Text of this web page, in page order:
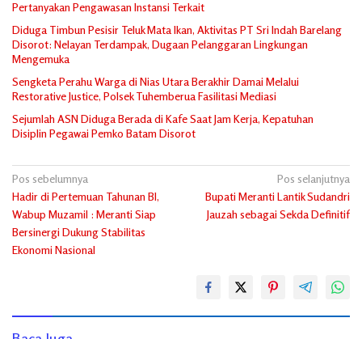
Pertanyakan Pengawasan Instansi Terkait
Diduga Timbun Pesisir Teluk Mata Ikan, Aktivitas PT Sri Indah Barelang
Disorot: Nelayan Terdampak, Dugaan Pelanggaran Lingkungan
Mengemuka
Sengketa Perahu Warga di Nias Utara Berakhir Damai Melalui
Restorative Justice, Polsek Tuhemberua Fasilitasi Mediasi
Sejumlah ASN Diduga Berada di Kafe Saat Jam Kerja, Kepatuhan
Disiplin Pegawai Pemko Batam Disorot
Navigasi
pos
Pos sebelumnya
Hadir di Pertemuan Tahunan BI,
Wabup Muzamil : Meranti Siap
Bersinergi Dukung Stabilitas
Ekonomi Nasional
Pos selanjutnya
Bupati Meranti Lantik Sudandri
Jauzah sebagai Sekda Definitif